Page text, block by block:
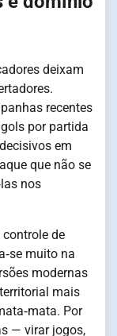
deixam
recentes
por partida
em
que não se
nos
controle de
muito na
modernas
mais
Por
— virar jogos,